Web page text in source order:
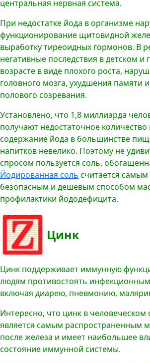
центральная нервная система.
При недостатке йода в организме
функционирование щитовидной
выработку тиреоидных гормонов. В
негативные последствия в детском и
возрасте в виде плохого роста,
головного мозга, ухудшения памяти
полового созревания.
Установлено, что 1,8 миллиарда
получают недостаточное количество
содержание йода в большинстве
напитков невелико. Поэтому не
спросом пользуется соль,
Йодированная соль считается
безопасным и дешевым способом
профилактики йододефицита.
Цинк
Цинк поддерживает иммунную
людям противостоять
включая диарею, пневмонию,
Интересно, что цинк в человеческом
является самым распространенным
после железа и имеет наибольшее
состояние иммунной системы.